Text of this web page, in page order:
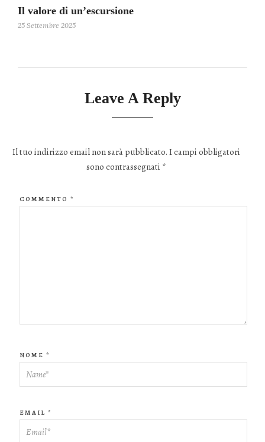
Il valore di un’escursione
25 Settembre 2025
Leave A Reply
Il tuo indirizzo email non sarà pubblicato. I campi obbligatori
sono contrassegnati *
COMMENTO *
NOME *
EMAIL *